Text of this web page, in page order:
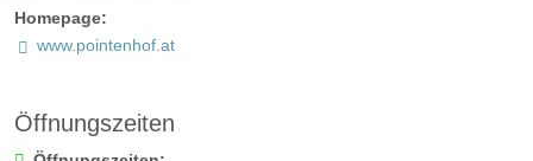
Homepage:
www.pointenhof.at
Öffnungszeiten